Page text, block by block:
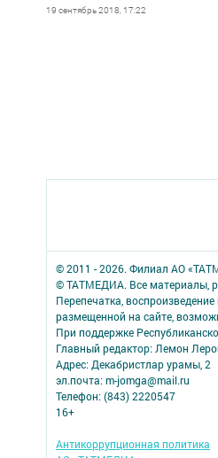
19 сентябрь 2018, 17:22
© 2011 - 2026. Филиал АО
© ТАТМЕДИА. Все материалы,
Перепечатка,
размещенной на сайте,
При поддержке
Главный редактор: Лемон
Адрес: Декабристлар урамы, 2
эл.почта: m-jomga@mail.ru
Телефон: (843) 2220547
16+
Антикоррупционная политика